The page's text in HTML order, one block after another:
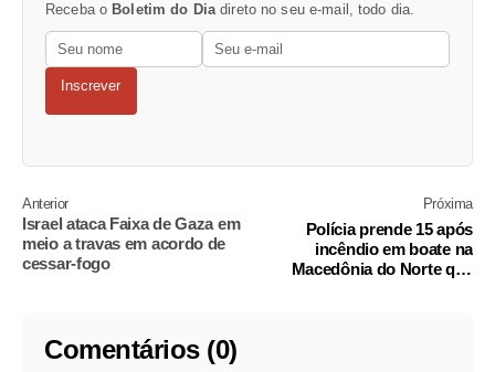
Receba o Boletim do Diadireto no seu e-mail, todo dia.
Inscrever
Anterior
Israel ataca Faixa de Gaza em
meio a travas em acordo de
cessar-fogo
Próxima
Polícia prende 15 após
incêndio em boate na
Macedônia do Norte que
Comentários (0)